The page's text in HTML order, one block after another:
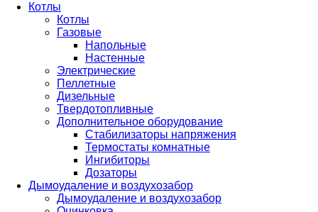
Котлы
Котлы
Газовые
Напольные
Настенные
Электрические
Пеллетные
Дизельные
Твердотопливные
Дополнительное оборудование
Стабилизаторы напряжения
Термостаты комнатные
Ингибиторы
Дозаторы
Дымоудаление и воздухозабор
Дымоудаление и воздухозабор